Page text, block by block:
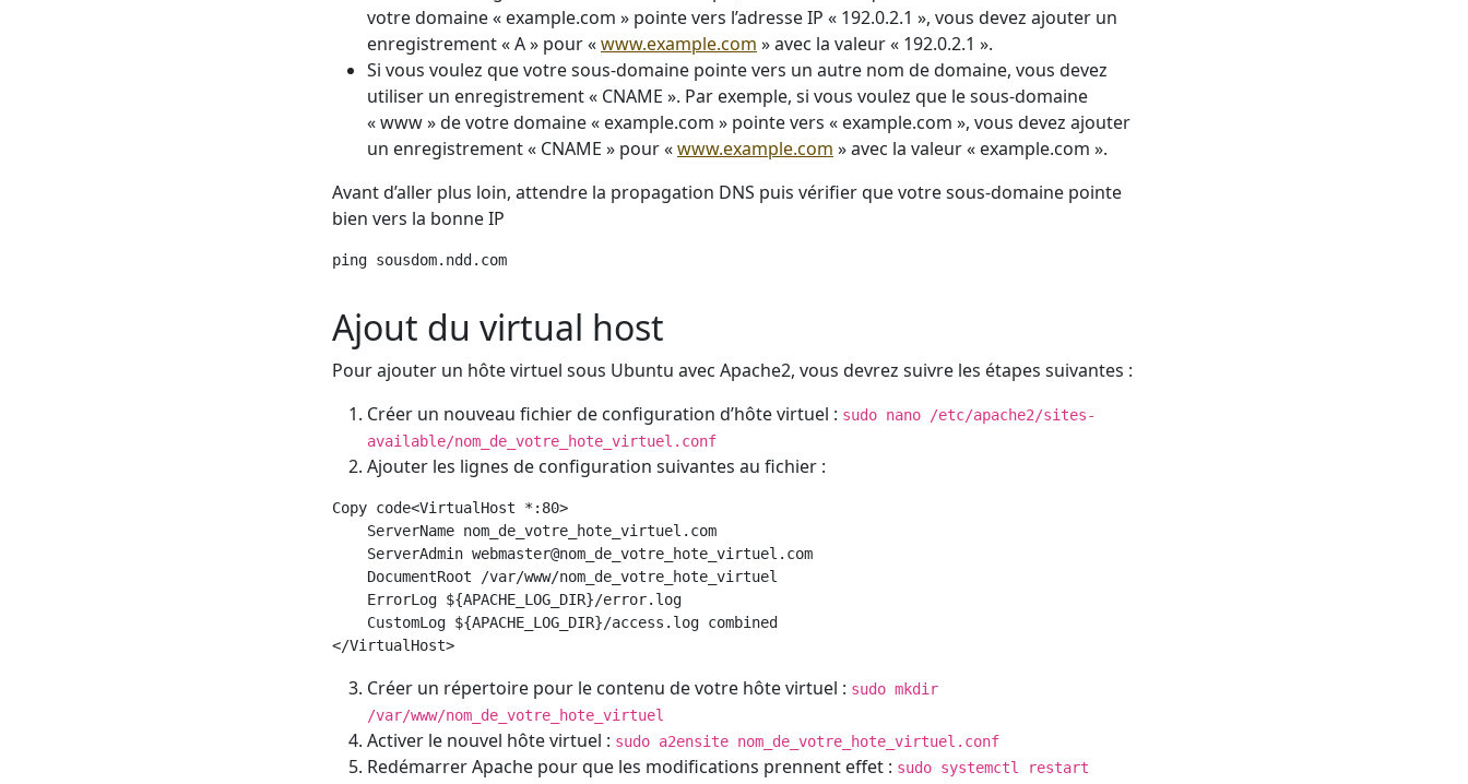
votre domaine « example.com » pointe vers l’adresse IP « 192.0.2.1 », vous devez ajouter un
enregistrement « A » pour «www.example.com » avec la valeur « 192.0.2.1 ».
Si vous voulez que votre sous-domaine pointe vers un autre nom de domaine, vous devez
utiliser un enregistrement « CNAME ». Par exemple, si vous voulez que le sous-domaine
« www » de votre domaine « example.com » pointe vers « example.com », vous devez ajouter
un enregistrement « CNAME » pour «www.example.com » avec la valeur « example.com ».
Avant d’aller plus loin, attendre la propagation DNS puis vérifier que votre sous-domaine pointe
bien vers la bonne IP
ping sousdom.ndd.com
Ajout du virtual host
Pour ajouter un hôte virtuel sous Ubuntu avec Apache2, vous devrez suivre les étapes suivantes :
Créer un nouveau fichier de configuration d’hôte virtuel : sudo nano /etc/apache2/sites-
available/nom_de_votre_hote_virtuel.conf
Ajouter les lignes de configuration suivantes au fichier :
Copy code<VirtualHost *:80>
    ServerName nom_de_votre_hote_virtuel.com
    ServerAdmin webmaster@nom_de_votre_hote_virtuel.com
    DocumentRoot /var/www/nom_de_votre_hote_virtuel
    ErrorLog ${APACHE_LOG_DIR}/error.log
    CustomLog ${APACHE_LOG_DIR}/access.log combined
Créer un répertoire pour le contenu de votre hôte virtuel : sudo mkdir
/var/www/nom_de_votre_hote_virtuel
Activer le nouvel hôte virtuel : sudo a2ensite nom_de_votre_hote_virtuel.conf
Redémarrer Apache pour que les modifications prennent effet : sudo systemctl restart